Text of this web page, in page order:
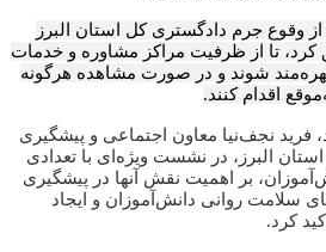
وقوع جرم دادگستری کل استان البرز
کرد، تا از ظرفیت مراکز مشاوره و خدمات
شوند و در صورت مشاهده هرگونه
اقدام کنند.
فرید نجف‌نیا معاون اجتماعی و پیشگیری
البرز، در نشست ویژه‌ای با تعدادی
بر اهمیت نقش آنها در پیشگیری
سلامت روانی دانش‌آموزان و ایجاد
کرد.